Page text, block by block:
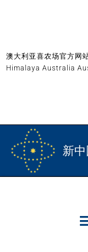
澳大利亚喜农场官方网
Himalaya Australia
新